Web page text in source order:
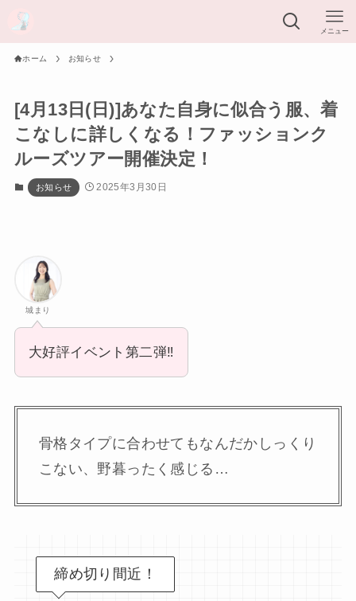
メニュー
ホーム お知らせ
[4月13日(日)]あなた自身に似合う服、着
こなしに詳しくなる！ファッションク
ルーズツアー開催決定！
お知らせ 2025年3月30日
城まり
大好評イベント第二弾‼︎
骨格タイプに合わせてもなんだかしっくり
こない、野暮ったく感じる…
締め切り間近！